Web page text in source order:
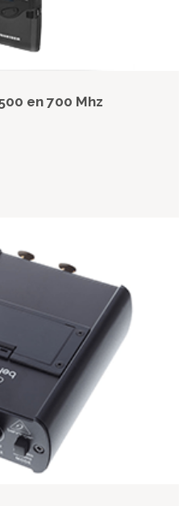
en 700 Mhz